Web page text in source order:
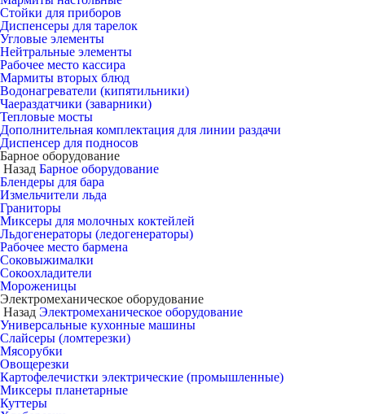
Стойки для приборов
Диспенсеры для тарелок
Угловые элементы
Нейтральные элементы
Рабочее место кассира
Мармиты вторых блюд
Водонагреватели (кипятильники)
Чаераздатчики (заварники)
Тепловые мосты
Дополнительная комплектация для линии раздачи
Диспенсер для подносов
Барное оборудование
Назад Барное оборудование
Блендеры для бара
Измельчители льда
Граниторы
Миксеры для молочных коктейлей
Льдогенераторы (ледогенераторы)
Рабочее место бармена
Соковыжималки
Сокоохладители
Мороженицы
Электромеханическое оборудование
Назад Электромеханическое оборудование
Универсальные кухонные машины
Слайсеры (ломтерезки)
Мясорубки
Овощерезки
Картофелечистки электрические (промышленные)
Миксеры планетарные
Куттеры